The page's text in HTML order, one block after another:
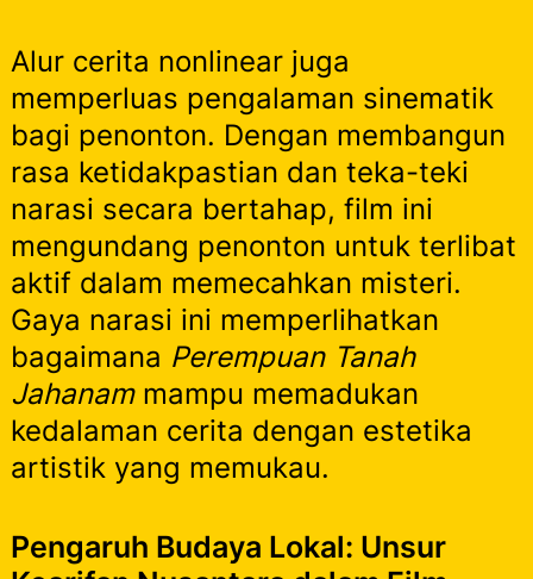
Alur cerita nonlinear juga
memperluas pengalaman sinematik
bagi penonton. Dengan membangun
rasa ketidakpastian dan teka-teki
narasi secara bertahap, film ini
mengundang penonton untuk terlibat
aktif dalam memecahkan misteri.
Gaya narasi ini memperlihatkan
bagaimana Perempuan Tanah
Jahanammampu memadukan
kedalaman cerita dengan estetika
artistik yang memukau.
Pengaruh Budaya Lokal: Unsur